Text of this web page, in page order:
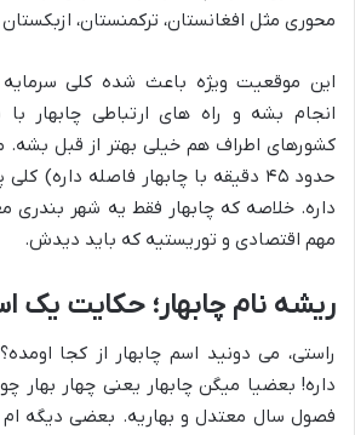
محوری مثل افغانستان، ترکمنستان،
این موقعیت ویژه باعث شده کلی
انجام بشه و راه های ارتباطی چابهار
کشورهای اطراف هم خیلی بهتر از قبل بشه.
حدود ۴۵ دقیقه با چابهار فاصله داره)
داره. خلاصه که چابهار فقط یه شهر
مهم اقتصادی و توریستیه که باید دیدش.
ریشه نام چابهار؛ حکایت یک
راستی، می دونید اسم چابهار از کجا
داره! بعضیا میگن چابهار یعنی چهار
فصول سال معتدل و بهاریه. بعضی دیگه ام